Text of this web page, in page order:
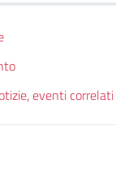
eventi correlati